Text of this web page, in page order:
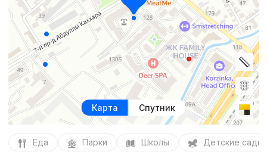
Карта Спутник
Еда Парки Школы Детские сады